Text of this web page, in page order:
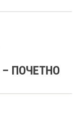
ПОЧЕТНО